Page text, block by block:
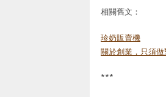
相關舊文：
珍奶販賣機
關於創業，只須
***